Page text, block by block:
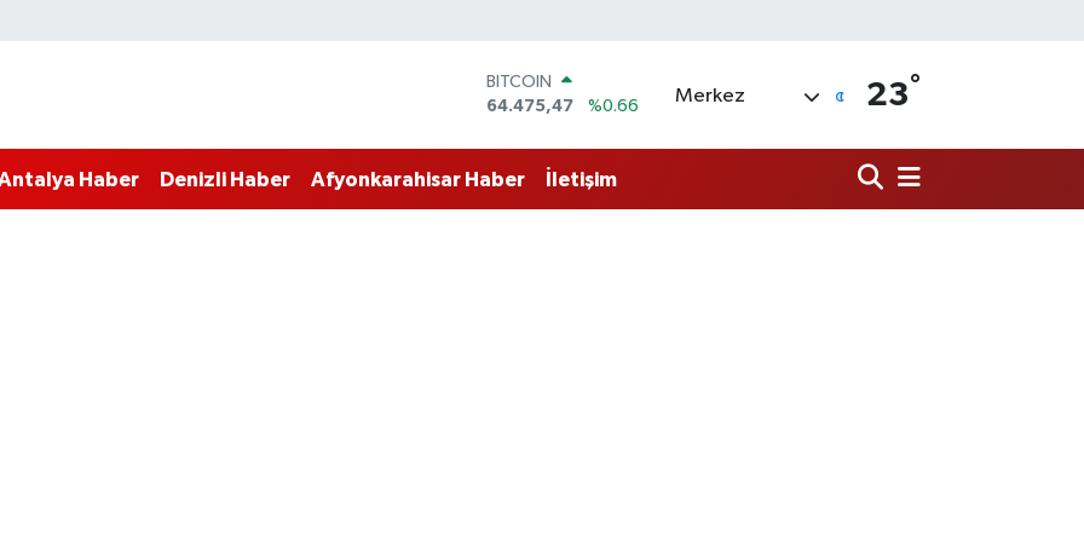
BITCOIN
64.475,47
%0.66
47,5971
%0.05
EURO
Merkez 23°
Haber Denizli Haber Afyonkarahisar Haber İletişim